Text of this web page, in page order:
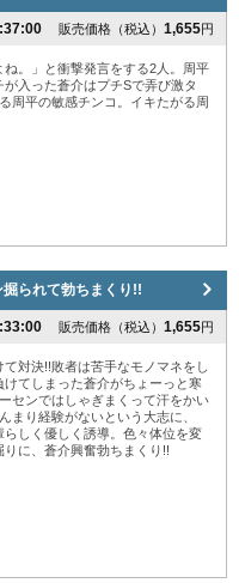
販売価格（税込） 1,655円
ね。」と衝撃発言をする2人。周平
入った蒼介はプチSで弄び激タ
周平の敏感チンコ。イキたがる周
られて勃ちまくり!!
販売価格（税込） 1,655円
対決!!敗者は苦手なモノマネをし
てしまった蒼介がちょーっと寒
センではしゃぎまくって汗をかい
まり経験がないという大志に、
らしく優しく誘導。色々体位を変
に、蒼介興奮勃ちまくり!!